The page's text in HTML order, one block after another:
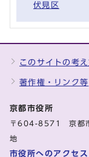
伏見区
このサイトの考え
著作権・リンク等
京都市役所
〒604-8571 京都市
地
市役所へのアクセス